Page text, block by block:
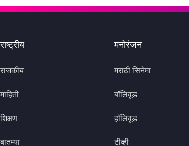
राष्ट्रीय
राजकीय
माहिती
शिक्षण
बातम्या
मनोरंजन
मराठी सिनेमा
बॉलिवूड
हॉलिवूड
टीव्ही